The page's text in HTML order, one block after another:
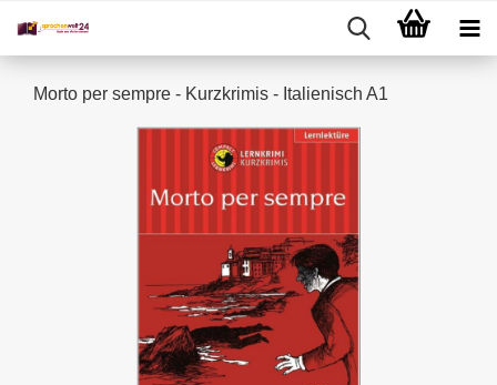
Morto per sempre - Kurzkrimis - Italienisch A1